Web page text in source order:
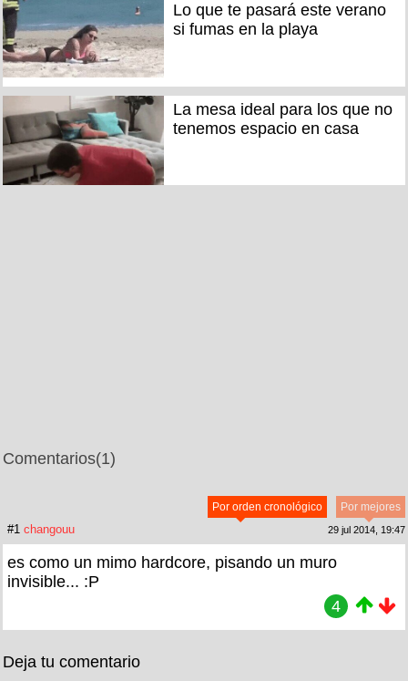
Lo que te pasará este verano
si fumas en la playa
La mesa ideal para los que no
tenemos espacio en casa
Comentarios(1)
Por mejores
Por orden cronológico
#1 changouu 29 jul 2014, 19:47
es como un mimo hardcore, pisando un muro
invisible... :P
4
Deja tu comentario